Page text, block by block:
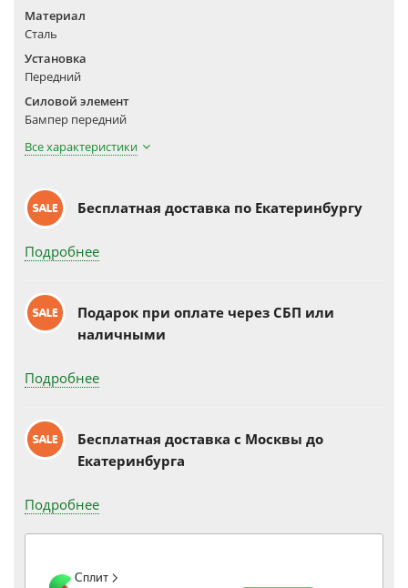
Материал
Сталь
Установка
Передний
Силовой элемент
Бампер передний
Все характеристики
Бесплатная доставка по Екатеринбургу
Подробнее
Подарок при оплате через СБП или
наличными
Подробнее
Бесплатная доставка c Москвы до
Екатеринбурга
Подробнее